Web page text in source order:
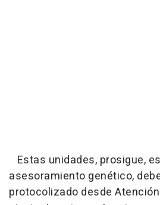
Estas unidades, prosigue,
asesoramiento genético,
protocolizado desde